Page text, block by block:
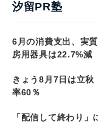
汐留PR塾
6月の消費支出、実
房用器具は22.7%
きょう8月7日は立
率60％
「配信して終わり